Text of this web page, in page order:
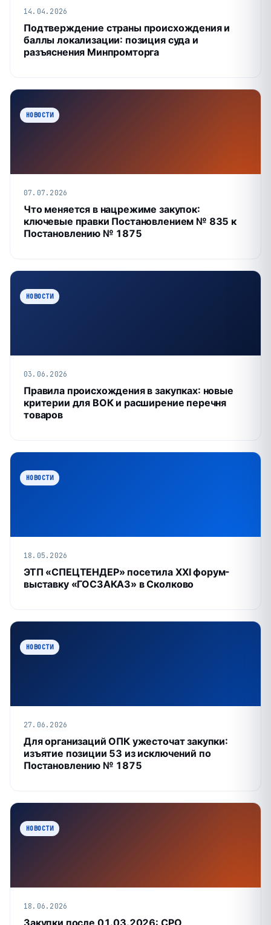
14.04.2026
Подтверждение страны происхождения и
баллы локализации: позиция суда и
разъяснения Минпромторга
НОВОСТИ
07.07.2026
Что меняется в нацрежиме закупок:
ключевые правки Постановлением № 835 к
Постановлению № 1875
НОВОСТИ
03.06.2026
Правила происхождения в закупках: новые
критерии для ВОК и расширение перечня
товаров
НОВОСТИ
18.05.2026
ЭТП «СПЕЦТЕНДЕР» посетила XXI форум-
выставку «ГОСЗАКАЗ» в Сколково
НОВОСТИ
27.06.2026
Для организаций ОПК ужесточат закупки:
изъятие позиции 53 из исключений по
Постановлению № 1875
НОВОСТИ
18.06.2026